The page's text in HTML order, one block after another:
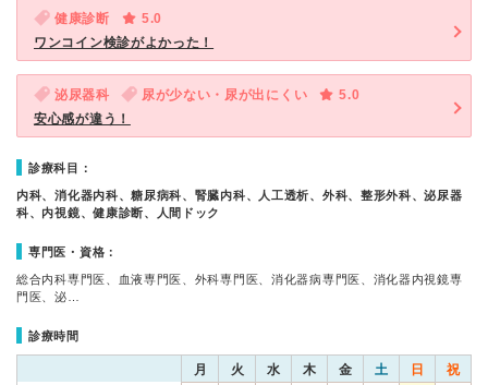
健康診断
5.0
ワンコイン検診がよかった！
泌尿器科 尿が少ない・尿が出にくい
5.0
安心感が違う！
診療科目：
内科、消化器内科、糖尿病科、腎臓内科、人工透析、外科、整形外科、泌尿器
科、内視鏡、健康診断、人間ドック
専門医・資格：
総合内科専門医、血液専門医、外科専門医、消化器病専門医、消化器内視鏡専
門医、泌…
診療時間
月 火 水 木 金 土 日 祝